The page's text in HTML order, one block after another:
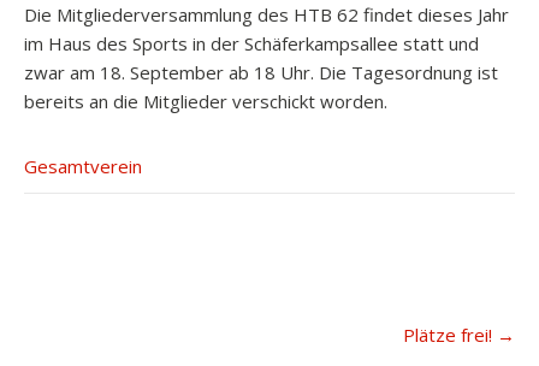
Die Mitgliederversammlung des HTB 62 findet dieses Jahr
im Haus des Sports in der Schäferkampsallee statt und
zwar am 18. September ab 18 Uhr. Die Tagesordnung ist
bereits an die Mitglieder verschickt worden.
Gesamtverein
Plätze frei! →